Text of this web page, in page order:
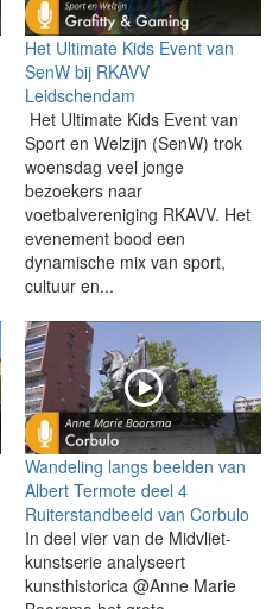
Het Ultimate Kids Event van
SenW bij RKAVV
Leidschendam
Het Ultimate Kids Event van
Sport en Welzijn (SenW) trok
woensdag veel jonge
bezoekers naar
voetbalvereniging RKAVV. Het
evenement bood een
dynamische mix van sport,
cultuur en...
Wandeling langs beelden van
Albert Termote deel 4
Ruiterstandbeeld van Corbulo
In deel vier van de Midvliet-
kunstserie analyseert
kunsthistorica @Anne Marie